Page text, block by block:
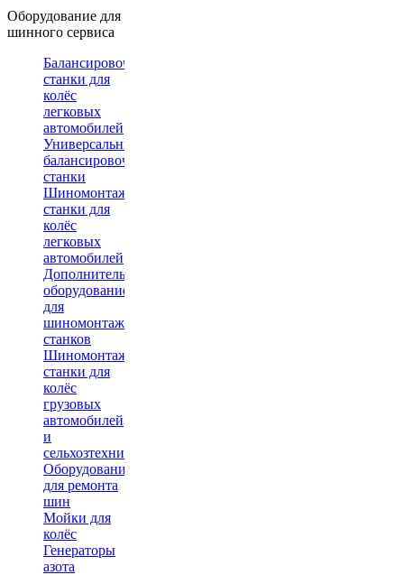
Оборудование для
шинного сервиса
Балансировочные
станки для
колёс
легковых
автомобилей
Универсальные
балансировочные
станки
Шиномонтажные
станки для
колёс
легковых
автомобилей
Дополнительное
оборудование
для
шиномонтажных
станков
Шиномонтажные
станки для
колёс
грузовых
автомобилей
и
сельхозтехники
Оборудование
для ремонта
шин
Мойки для
колёс
Генераторы
азота